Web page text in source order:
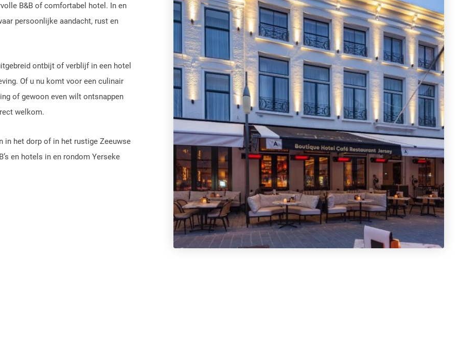
B&B of comfortabel hotel. In en
persoonlijke aandacht, rust en
ontbijt of verblijf in een hotel
Of u nu komt voor een culinair
of gewoon even wilt ontsnappen
welkom.
in het dorp of in het rustige Zeeuwse
en hotels in en rondom Yerseke